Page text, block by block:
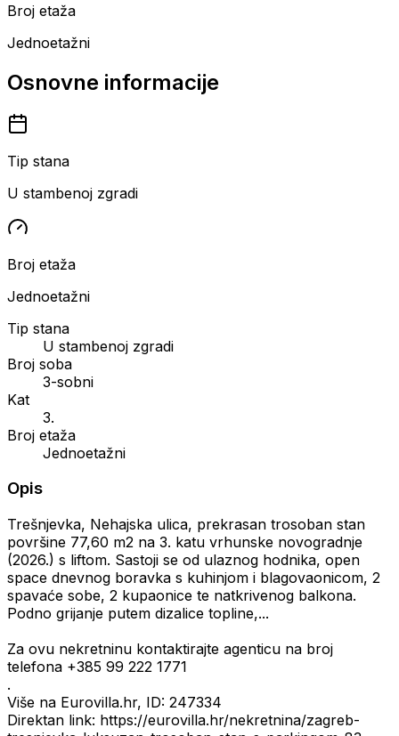
Broj etaža
Jednoetažni
Osnovne informacije
Tip stana
U stambenoj zgradi
Broj etaža
Jednoetažni
Tip stana
U stambenoj zgradi
Broj soba
3-sobni
Kat
3.
Broj etaža
Jednoetažni
Opis
Trešnjevka, Nehajska ulica, prekrasan trosoban stan
površine 77,60 m2 na 3. katu vrhunske novogradnje
(2026.) s liftom. Sastoji se od ulaznog hodnika, open
space dnevnog boravka s kuhinjom i blagovaonicom, 2
spavaće sobe, 2 kupaonice te natkrivenog balkona.
Podno grijanje putem dizalice topline,...
Za ovu nekretninu kontaktirajte agenticu na broj
telefona +385 99 222 1771
.
Više na Eurovilla.hr, ID: 247334
Direktan link: https://eurovilla.hr/nekretnina/zagreb-